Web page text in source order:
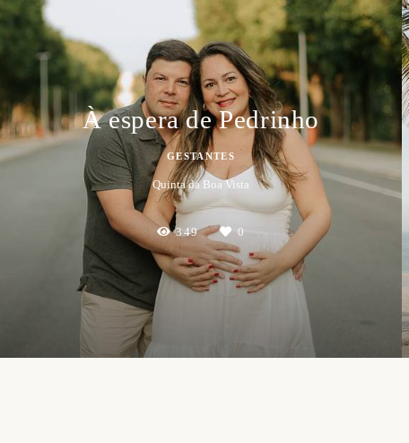
À espera de Pedrinho
GESTANTES
Quinta da Boa Vista
349 0